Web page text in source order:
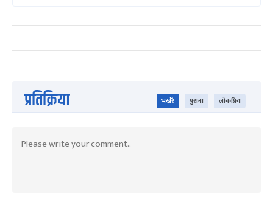
प्रतिक्रिया भर्खरै पुराना लोकप्रिय